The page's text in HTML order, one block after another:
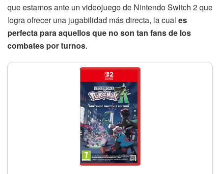
que estamos ante un videojuego de Nintendo Switch 2 que
logra ofrecer una jugabilidad más directa, la cual es
perfecta para aquellos que no son tan fans de los
combates por turnos.